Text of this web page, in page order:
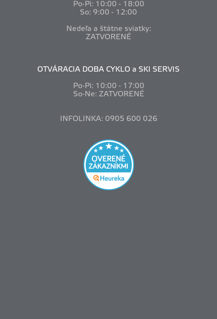
Po-Pi: 10:00 - 18:00
So: 9:00 - 12:00
Nedeľa a štátne sviatky:
ZATVORENÉ
OTVÁRACIA DOBA CYKLO a SKI SERVIS
Po-Pi: 10:00 - 17:00
So-Ne: ZATVORENÉ
INFOLINKA: 0905 600 026